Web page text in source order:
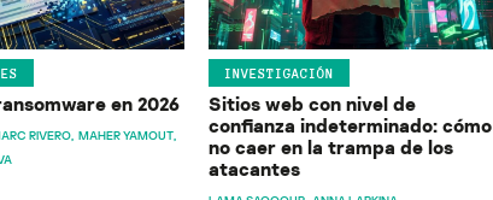
en 2026
RIVERO MAHER YAMOUT
INVESTIGACIÓN
Sitios web con nivel de
confianza indeterminado: cómo
no caer en la trampa de los
atacantes